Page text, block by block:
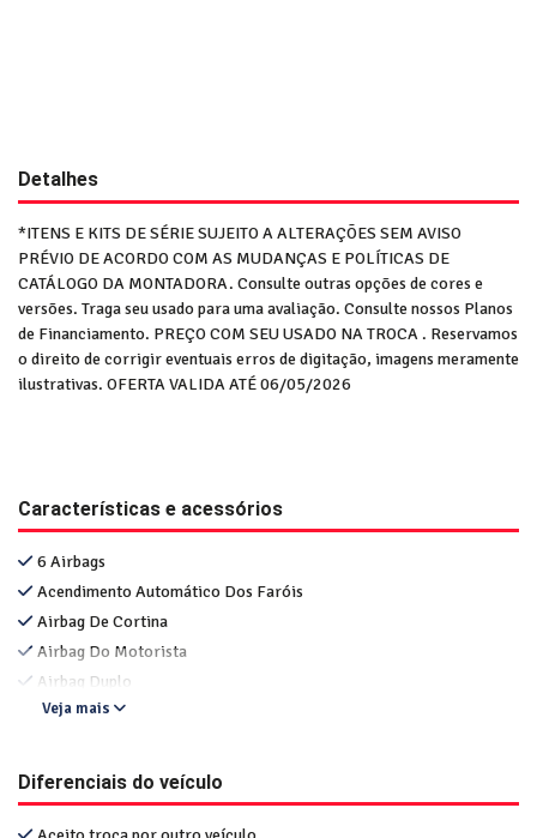
Detalhes
*ITENS E KITS DE SÉRIE SUJEITO A ALTERAÇÕES SEM AVISO
PRÉVIO DE ACORDO COM AS MUDANÇAS E POLÍTICAS DE
CATÁLOGO DA MONTADORA. Consulte outras opções de cores e
versões. Traga seu usado para uma avaliação. Consulte nossos Planos
de Financiamento. PREÇO COM SEU USADO NA TROCA . Reservamos
o direito de corrigir eventuais erros de digitação, imagens meramente
ilustrativas. OFERTA VALIDA ATÉ 06/05/2026
Características e acessórios
6 Airbags
Acendimento Automático Dos Faróis
Airbag De Cortina
Airbag Do Motorista
Airbag Duplo
Veja mais
Diferenciais do veículo